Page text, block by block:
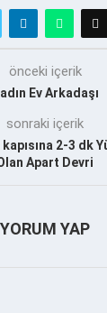
önceki içerik
Ev Arkadaşı
sonraki içerik
2-3 dk
Apart Devri
YORUM YAP